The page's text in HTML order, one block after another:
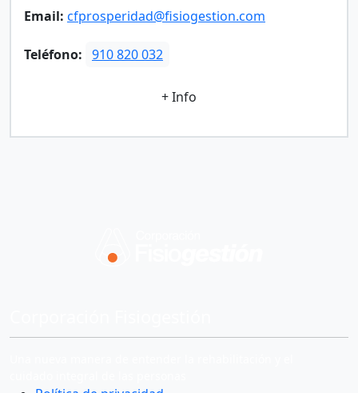
Email: cfprosperidad@fisiogestion.com
Teléfono: 910 820 032
+ Info